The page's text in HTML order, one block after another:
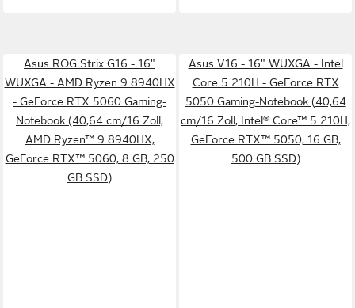
Asus ROG Strix G16 - 16"
WUXGA - AMD Ryzen 9 8940HX
- GeForce RTX 5060 Gaming-
Notebook (40,64 cm/16 Zoll,
AMD Ryzen™ 9 8940HX,
GeForce RTX™ 5060, 8 GB, 250
GB SSD)
Asus V16 - 16" WUXGA - Intel
Core 5 210H - GeForce RTX
5050 Gaming-Notebook (40,64
cm/16 Zoll, Intel® Core™ 5 210H,
GeForce RTX™ 5050, 16 GB,
500 GB SSD)